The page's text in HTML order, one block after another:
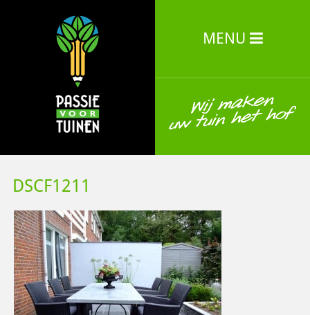
MENU
DSCF1211